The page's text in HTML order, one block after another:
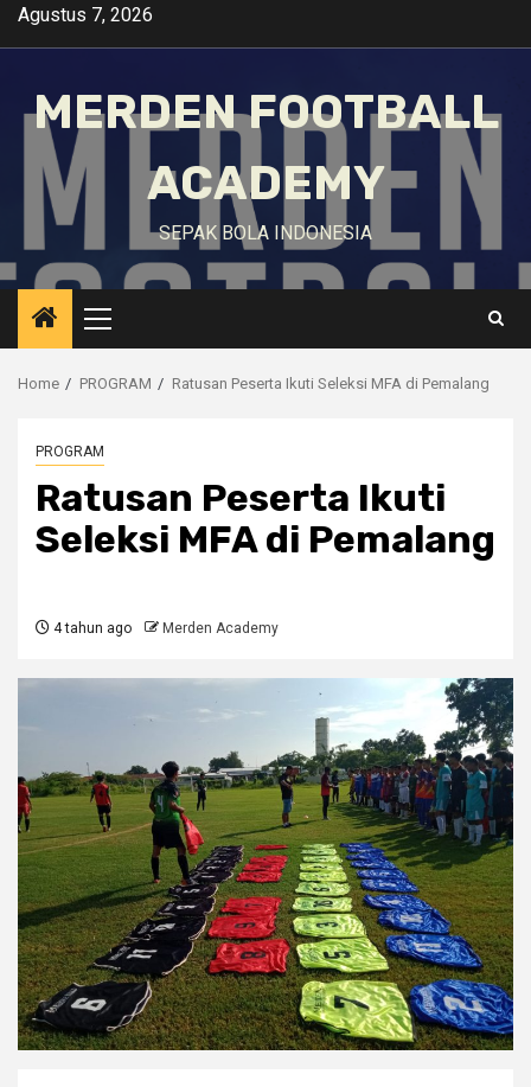
SkipAgustus 7, 2026
MERDEN FOOTBALL
ACADEMY
SEPAK BOLA INDONESIA
Primary
Menu
Home PROGRAM Ratusan Peserta Ikuti Seleksi MFA di Pemalang
PROGRAM
Ratusan Peserta Ikuti
Seleksi MFA di Pemalang
4 tahun ago Merden Academy